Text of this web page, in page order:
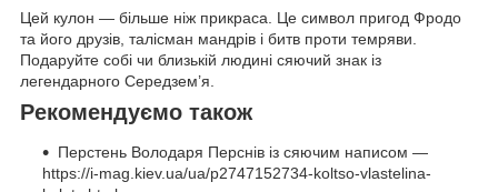
Цей кулон — більше ніж прикраса. Це символ пригод Фродо
та його друзів, талісман мандрів і битв проти темряви.
Подаруйте собі чи близькій людині сяючий знак із
легендарного Середзем’я.
Рекомендуємо також
Перстень Володаря Перснів із сяючим написом —
https://i-mag.kiev.ua/ua/p2747152734-koltso-vlastelina-